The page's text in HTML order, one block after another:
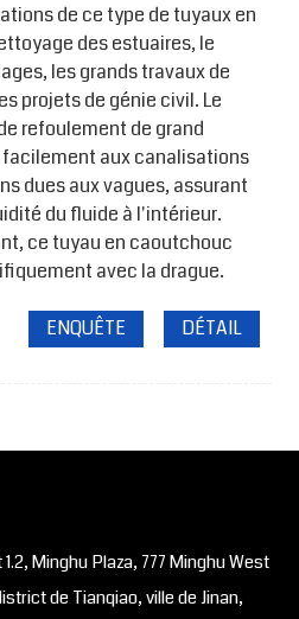
de ce type de tuyaux en
des estuaires, le
les grands travaux de
projets de génie civil. Le
refoulement de grand
aux canalisations
dues aux vagues, assurant
du fluide à l'intérieur.
ce tuyau en caoutchouc
avec la drague.
ENQUÊTE DÉTAIL
Minghu Plaza, 777 Minghu West
de Tianqiao, ville de Jinan,